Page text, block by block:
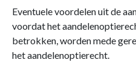
Eventuele voordelen uit de
voordat het
betrokken, worden mede
het aandelenoptierecht.